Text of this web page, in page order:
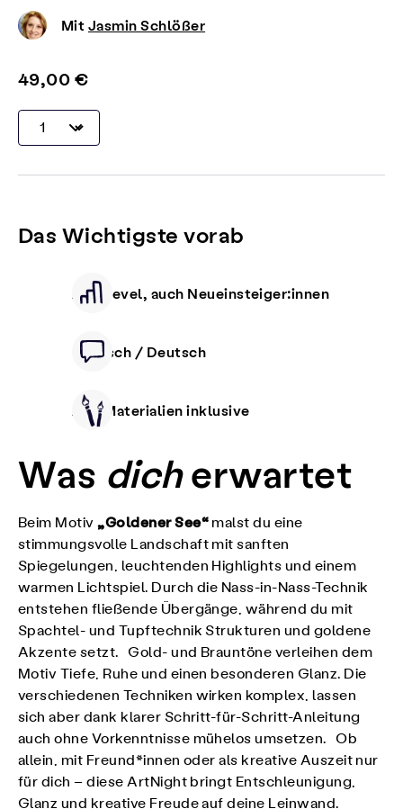
Mit Jasmin Schlößer
49,00 €
Das Wichtigste vorab
Alle Level, auch Neueinsteiger:innen
Deutsch / Deutsch
Alle Materialien inklusive
Was dicherwartet
Beim Motiv„Goldener See“ malst du eine
stimmungsvolle Landschaft mit sanften
Spiegelungen, leuchtenden Highlights und einem
warmen Lichtspiel. Durch die Nass-in-Nass-Technik
entstehen fließende Übergänge, während du mit
Spachtel- und Tupftechnik Strukturen und goldene
Akzente setzt. Gold- und Brauntöne verleihen dem
Motiv Tiefe, Ruhe und einen besonderen Glanz. Die
verschiedenen Techniken wirken komplex, lassen
sich aber dank klarer Schritt-für-Schritt-Anleitung
auch ohne Vorkenntnisse mühelos umsetzen. Ob
allein, mit Freund*innen oder als kreative Auszeit nur
für dich – diese ArtNight bringt Entschleunigung,
Glanz und kreative Freude auf deine Leinwand.